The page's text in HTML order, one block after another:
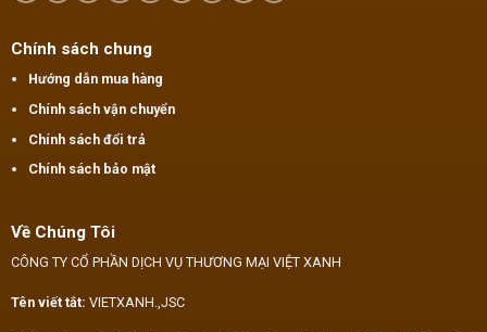
Chính sách chung
Hướng dẫn mua hàng
Chính sách vận chuyển
Chính sách đổi trả
Chính sách bảo mật
Về Chúng Tôi
CÔNG TY CỔ PHẦN DỊCH VỤ THƯƠNG MẠI VIỆT XANH
Tên viết tắt: VIETXANH.,JSC